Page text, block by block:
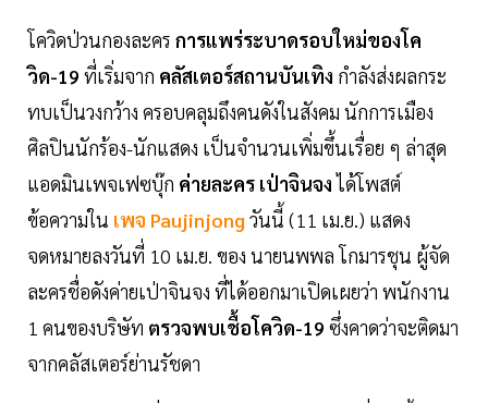
โควิดป่วนกองละคร การแพร่ระบาดรอบใหม่ของโค
วิด-19 ที่เริ่มจาก คลัสเตอร์สถานบันเทิง กำลังส่งผลกระ
ทบเป็นวงกว้าง ครอบคลุมถึงคนดังในสังคม นักการเมือง
ศิลปินนักร้อง-นักแสดง เป็นจำนวนเพิ่มขึ้นเรื่อย ๆ ล่าสุด
แอดมินเพจเฟซบุ๊ก ค่ายละคร เป่าจินจงได้โพสต์
ข้อความใน เพจ Paujinjong วันนี้ (11 เม.ย.) แสดง
จดหมายลงวันที่ 10 เม.ย. ของ นายนพพล โกมารชุน ผู้จัด
ละครชื่อดังค่ายเป่าจินจง ที่ได้ออกมาเปิดเผยว่า พนักงาน
1 คนของบริษัท ตรวจพบเชื้อโควิด-19 ซึ่งคาดว่าจะติดมา
จากคลัสเตอร์ย่านรัชดา